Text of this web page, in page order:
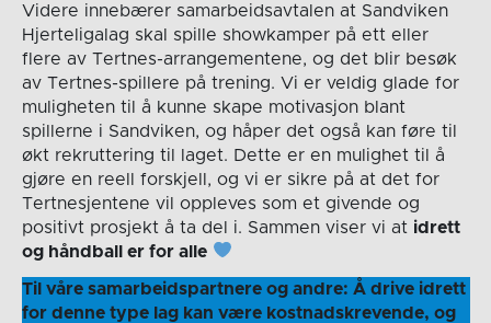
Videre innebærer samarbeidsavtalen at Sandviken
Hjerteligalag skal spille showkamper på ett eller
flere av Tertnes-arrangementene, og det blir besøk
av Tertnes-spillere på trening. Vi er veldig glade for
muligheten til å kunne skape motivasjon blant
spillerne i Sandviken, og håper det også kan føre til
økt rekruttering til laget. Dette er en mulighet til å
gjøre en reell forskjell, og vi er sikre på at det for
Tertnesjentene vil oppleves som et givende og
positivt prosjekt å ta del i. Sammen viser vi at idrett
og håndball er for alle
Til våre samarbeidspartnere og andre: Å drive idrett
for denne type lag kan være kostnadskrevende, og